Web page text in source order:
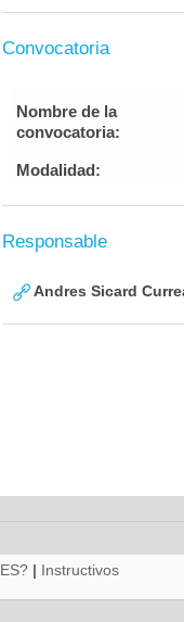
Convocatoria
Nombre de la
convocatoria:
Modalidad:
Responsable
Andres Sicard
| Instructivos